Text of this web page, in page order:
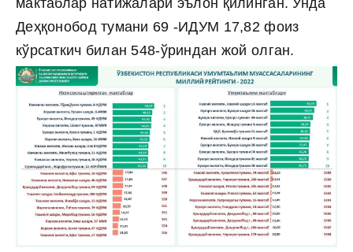
мактаблар натижалари эълон қилинган. Унда
Деҳқонобод тумани 69 -ИДУМ 17,82 фоиз
кўрсаткич билан 548-ўриндан жой олган.